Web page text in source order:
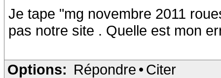
Je tape "mg novembre 2011
pas notre site . Quelle est mon
Options: Répondre • Citer